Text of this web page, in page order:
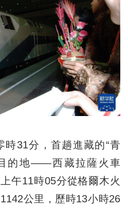
31分，首趟進藏的“青
的地——西藏拉薩火車
午11時05分從格爾木火
公里，歷時13小時26